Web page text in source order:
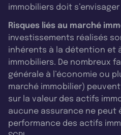
immobiliers doit
Risques liés au marché
investissements réalisés
inhérents à la détention et
immobiliers. De nombreux
générale à l’économie ou
marché immobilier)
sur la valeur des actifs
aucune assurance ne peut
performance des actifs